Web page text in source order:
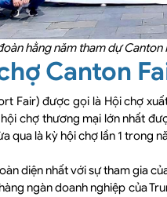
hằng năm tham dự
Canton
Fair) được gọi là Hội chợ
chợ thương mại lớn nhất
qua là kỳ hội chợ lần 1 trong
diện nhất với sự tham gia
ngàn doanh nghiệp của